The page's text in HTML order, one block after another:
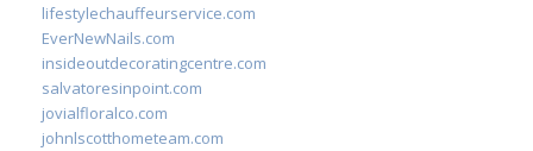
lifestylechauffeurservice.com
EverNewNails.com
insideoutdecoratingcentre.com
salvatoresinpoint.com
jovialfloralco.com
johnlscotthometeam.com